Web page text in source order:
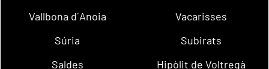
Vallbona d´Anoia
Vacarisses
Súria
Subirats
Saldes
Hipòlit de Voltregà